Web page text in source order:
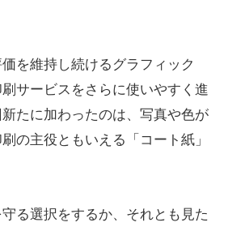
を維持し続けるグラフィック
サービスをさらに使いやすく進
たに加わったのは、写真や色が
の主役ともいえる「コート紙」
る選択をするか、それとも見た